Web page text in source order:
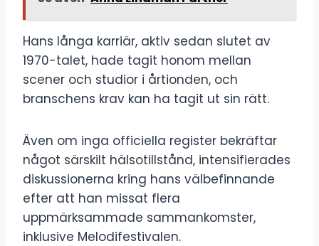
Hans långa karriär, aktiv sedan slutet av
1970-talet, hade tagit honom mellan
scener och studior i årtionden, och
branschens krav kan ha tagit ut sin rätt.
Även om inga officiella register bekräftar
något särskilt hälsotillstånd, intensifierades
diskussionerna kring hans välbefinnande
efter att han missat flera
uppmärksammade sammankomster,
inklusive Melodifestivalen.